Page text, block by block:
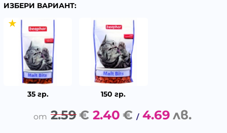
ИЗБЕРИ ВАРИАНТ:
35 гр. 150 гр.
2.59€ 2.40 € / 4.69 лв.